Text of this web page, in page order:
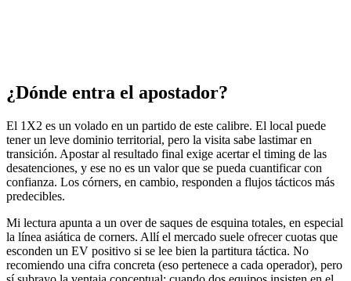
¿Dónde entra el apostador?
El 1X2 es un volado en un partido de este calibre. El local puede
tener un leve dominio territorial, pero la visita sabe lastimar en
transición. Apostar al resultado final exige acertar el timing de las
desatenciones, y ese no es un valor que se pueda cuantificar con
confianza. Los córners, en cambio, responden a flujos tácticos más
predecibles.
Mi lectura apunta a un over de saques de esquina totales, en especial
la línea asiática de corners. Allí el mercado suele ofrecer cuotas que
esconden un EV positivo si se lee bien la partitura táctica. No
recomiendo una cifra concreta (eso pertenece a cada operador), pero